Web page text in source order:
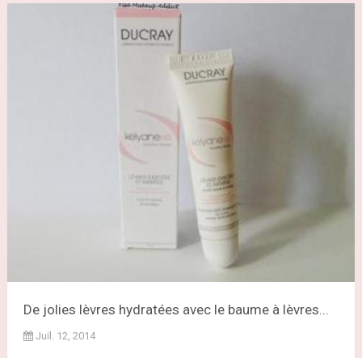
De jolies lèvres hydratées avec le baume à lèvres...
Juil. 12, 2014